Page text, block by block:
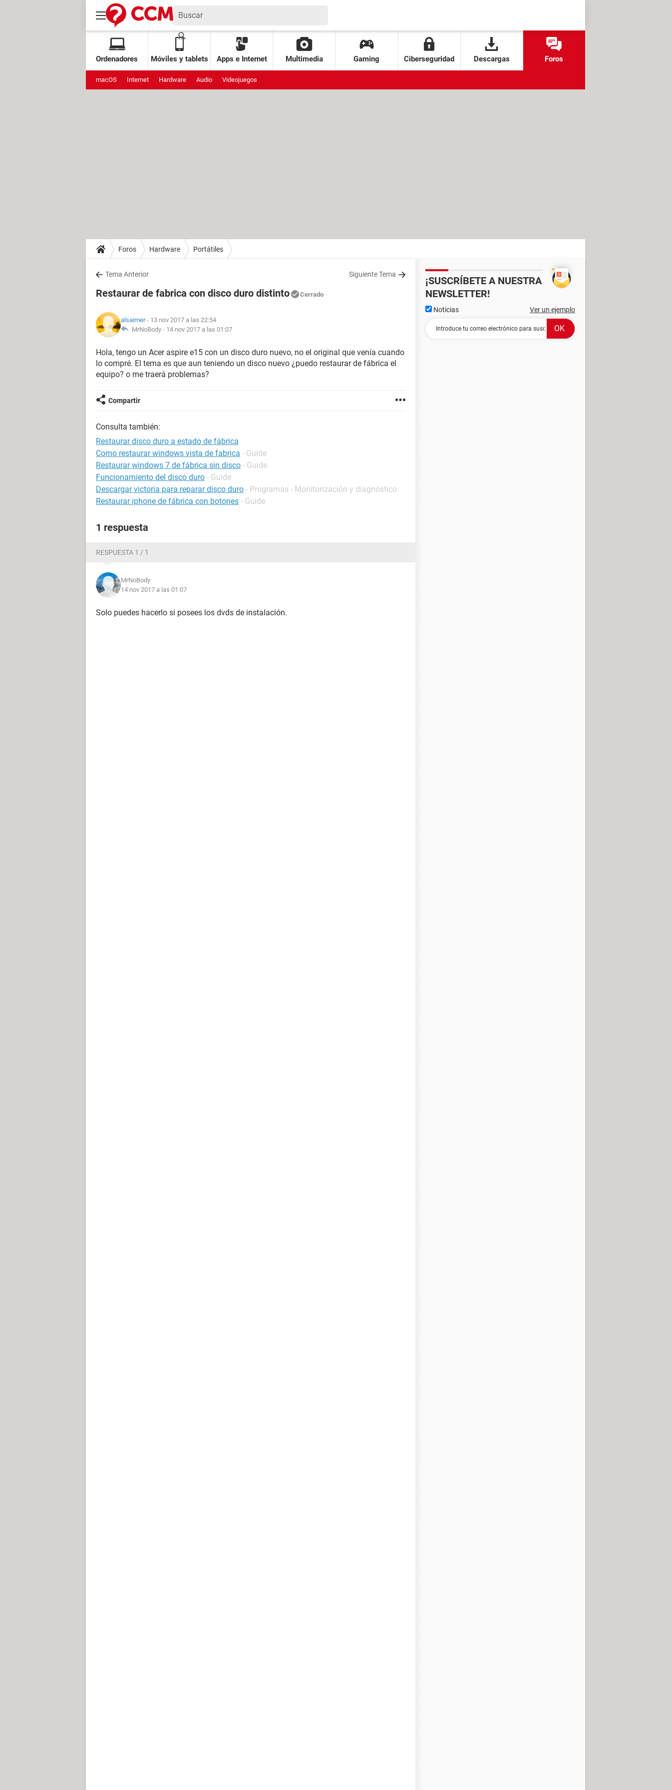
Ordenadores Móviles y tablets Apps e Internet Multimedia Gaming Ciberseguridad Descargas Foros
macOS Internet Hardware Audio Videojuegos
Foros Hardware Portátiles
Tema Anterior Siguiente Tema
Restaurar de fabrica con disco duro distinto Cerrado
alsaimer- 13 nov 2017 a las 22:54
MrNoBody - 14 nov 2017 a las 01:07
Hola, tengo un Acer aspire e15 con un disco duro nuevo, no el original que venía cuando
lo compré. El tema es que aun teniendo un disco nuevo ¿puedo restaurar de fábrica el
equipo? o me traerá problemas?
Compartir
Consulta también:
Restaurar disco duro a estado de fábrica
Como restaurar windows vista de fabrica - Guide
Restaurar windows 7 de fábrica sin disco - Guide
Funcionamiento del disco duro - Guide
Descargar victoria para reparar disco duro - Programas - Monitorización y diagnóstico
Restaurar iphone de fábrica con botones - Guide
1 respuesta
RESPUESTA 1 / 1
MrNoBody
14 nov 2017 a las 01:07
Solo puedes hacerlo si posees los dvds de instalación.
¡SUSCRÍBETE A NUESTRA
NEWSLETTER!
Noticias Ver un ejemplo